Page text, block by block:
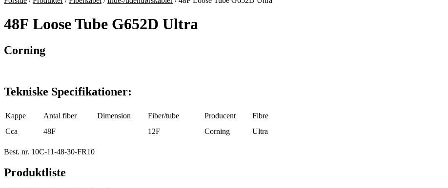
48F Loose Tube G652D Ultra
Corning
Tekniske Specifikationer:
Kappe Antal fiber Dimension Fiber/tube Producent
Fibre
Cca
48F 12F Corning Ultra
Best. nr. 10C-11-48-30-FR10
Produktliste